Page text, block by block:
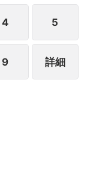
当の価値と自身
後悔の淵に沈む
4 5
9 詳細